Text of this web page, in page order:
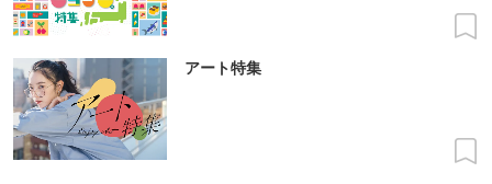
アート特集